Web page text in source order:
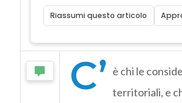
Riassumi questo articolo
C’ è chi le
territoriali, e